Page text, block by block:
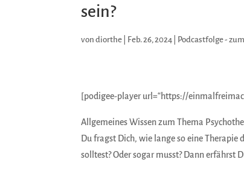
sein?
vondiorthe Feb. 26, 2024 Podcastfolge -
[podigee-player url=“https://
Allgemeines Wissen zum Thema
Du fragst Dich, wie lange so eine
solltest? Oder sogar musst? Dann erfährst